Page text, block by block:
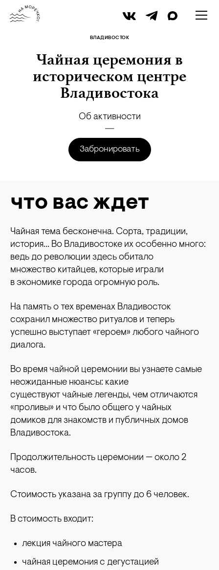
ВЛАДИВОСТОК
Чайная церемония в
историческом центре
Владивостока
Об активности
Забронировать
что вас ждет
Чайная тема бесконечна. Сорта, традиции,
история… Во Владивостоке их особенно много:
ведь до революции здесь обитало
множество китайцев, которые играли
в экономике города огромную роль.
На память о тех временах Владивосток
сохранил множество ритуалов и теперь
успешно выступает «героем» любого чайного
диалога.
Во время чайной церемонии вы узнаете самые
неожиданные нюансы: какие
существуют чайные легенды, чем отличаются
«проливы» и что было общего у чайных
домиков для знакомств и публичных домов
Владивостока.
Продолжительность церемонии — около 2
часов.
Стоимость указана за группу до 6 человек.
В стоимость входит:
лекция чайного мастера
чайная церемония с дегустацией